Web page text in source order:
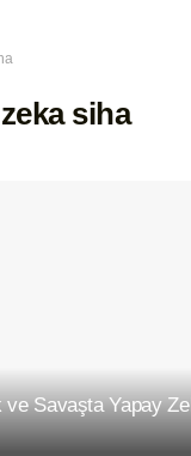
siha
Savaşta Yapay